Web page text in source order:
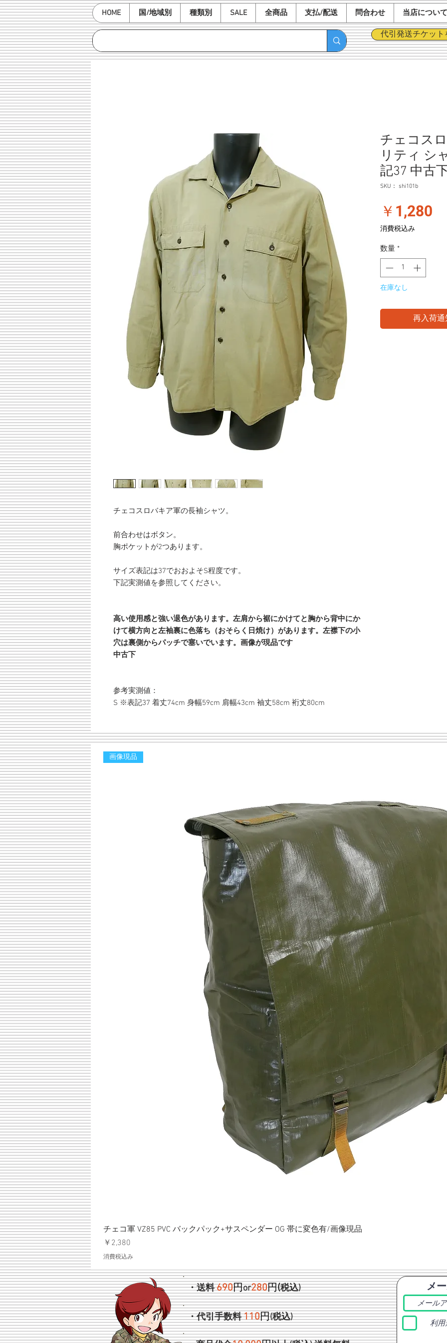
HOME 国/地域別 種類別 SALE 全商品 支払/配送 問合わせ 当店について
代引発送チケッ
チェコスロバキア軍の長袖シャツ。
前合わせはボタン。
胸ポケットが2つあります。
サイズ表記は37でおおよそS程度です。
下記実測値を参照してください。
高い使用感と強い退色があります。左肩から裾にかけてと胸から背中にか
けて横方向と左袖裏に色落ち（おそらく日焼け）があります。左襟下の小
穴は裏側からパッチで塞いでいます。画像が現品です
中古下
参考実測値：
S ※表記37 着丈74cm 身幅59cm 肩幅43cm 袖丈58cm 裄丈80cm
チェコス
リティ シ
記37 中古
SKU： shi101b
￥1,280
消費税込み
数量 *
在庫なし
再入荷
画像現品
チェコ軍 VZ85 PVC バックパック+サスペンダー OG 帯に変色有/画像現品
価格
￥2,380
消費税込み
・送料690円or280円(税込)
・代引手数料110円(税込)
メ
利用